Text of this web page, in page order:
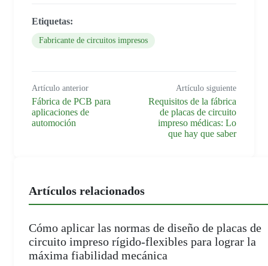
Etiquetas:
Fabricante de circuitos impresos
Artículo anterior
Fábrica de PCB para
aplicaciones de
automoción
Artículo siguiente
Requisitos de la fábrica
de placas de circuito
impreso médicas: Lo
que hay que saber
Artículos relacionados
Cómo aplicar las normas de diseño de placas de
circuito impreso rígido-flexibles para lograr la
máxima fiabilidad mecánica